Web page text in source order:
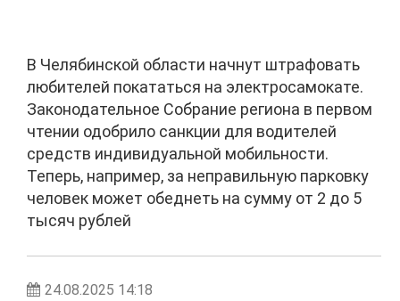
В Челябинской области начнут штрафовать
любителей покататься на электросамокате.
Законодательное Собрание региона в первом
чтении одобрило санкции для водителей
средств индивидуальной мобильности.
Теперь, например, за неправильную парковку
человек может обеднеть на сумму от 2 до 5
тысяч рублей
24.08.2025 14:18